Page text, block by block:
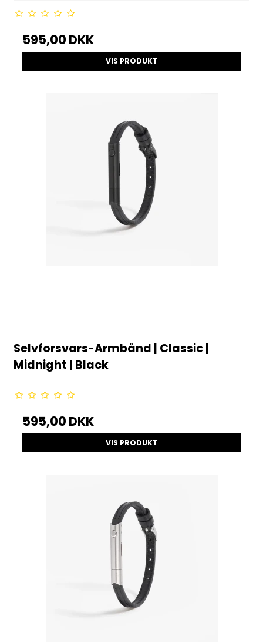
595,00 DKK
VIS PRODUKT
Selvforsvars-Armbånd | Classic |
Midnight | Black
595,00 DKK
VIS PRODUKT